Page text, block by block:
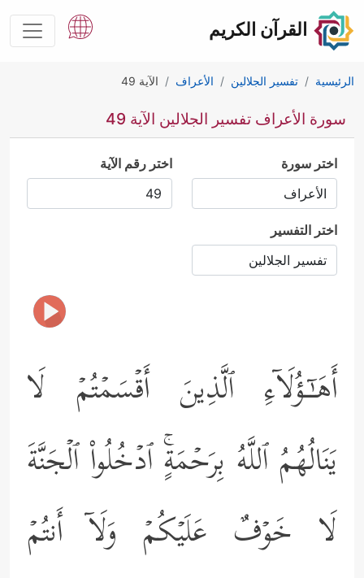
القرآن الكريم
الرئيسية تفسير الجلالين الأعراف الآية 49
سورة الأعراف تفسير الجلالين الآية 49
اختر سورة اختر رقم الآية
اختر التفسير
أَهَـٰۤـؤُلَاۤءِ ٱلَّذِینَ أَقۡسَمۡتُمۡ لَا
یَنَالُهُمُ ٱللَّهُ بِرَحۡمَةٍۚ ٱدۡخُلُواْ ٱلۡجَنَّةَ
لَا خَوۡفٌ عَلَیۡكُمۡ وَلَاۤ أَنتُمۡ